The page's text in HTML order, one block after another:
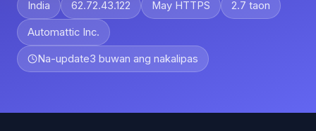
India 62.72.43.122 May HTTPS 2.7 taon
Automattic Inc.
Na-update3 buwan ang nakalipas